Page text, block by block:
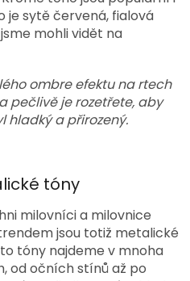
je sytě červená, fialová
mohli vidět na
ombre efektu na rtech
pečlivě je rozetřete, aby
hladký a přirozený.
tóny
milovníci a milovnice
jsou totiž metalické
tóny najdeme v mnoha
od očních stínů až po